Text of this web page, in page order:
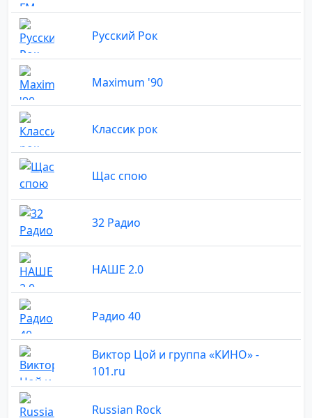
Русский Рок
Maximum '90
Классик рок
Щас спою
32 Радио
НАШЕ 2.0
Радио 40
Виктор Цой и группа «КИНО» -
101.ru
Russian Rock